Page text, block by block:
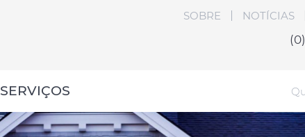
SOBRE NOTÍCIAS
(0)
SERVIÇOS